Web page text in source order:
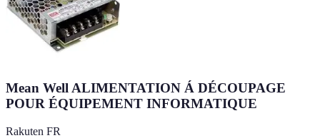
Mean Well ALIMENTATION Á DÉCOUPAGE
POUR ÉQUIPEMENT INFORMATIQUE
Rakuten FR